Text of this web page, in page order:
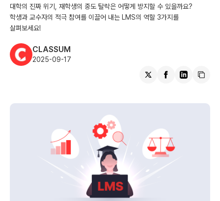
대학의 진짜 위기, 재학생의 중도 탈락은 어떻게 방지할 수 있을까요?
학생과 교수자의 적극 참여를 이끌어 내는 LMS의 역할 3가지를
살펴보세요!
CLASSUM
2025-09-17